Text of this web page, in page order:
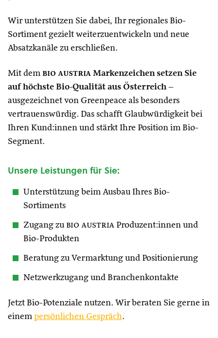
Wir unterstützen Sie dabei, Ihr regionales Bio-
Sortiment gezielt weiterzuentwickeln und neue
Absatzkanäle zu erschließen.
Mit dem bio austria Markenzeichen setzen Sie
auf höchste Bio-Qualität aus Österreich –
ausgezeichnet von Greenpeace als besonders
vertrauenswürdig. Das schafft Glaubwürdigkeit bei
Ihren Kund:innen und stärkt Ihre Position im Bio-
Segment.
Unsere Leistungen für Sie:
Unterstützung beim Ausbau Ihres Bio-
Sortiments
Zugang zu bio austria Produzent:innen und
Bio-Produkten
Beratung zu Vermarktung und Positionierung
Netzwerkzugang und Branchenkontakte
Jetzt Bio-Potenziale nutzen. Wir beraten Sie gerne in
einem persönlichen Gespräch.